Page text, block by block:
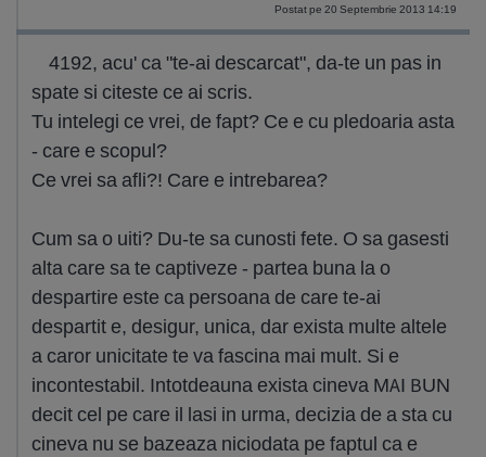
Postat pe 20 Septembrie 2013 14:19
4192, acu' ca "te-ai descarcat", da-te un pas in
spate si citeste ce ai scris.
Tu intelegi ce vrei, de fapt? Ce e cu pledoaria asta
- care e scopul?
Ce vrei sa afli?! Care e intrebarea?
Cum sa o uiti? Du-te sa cunosti fete. O sa gasesti
alta care sa te captiveze - partea buna la o
despartire este ca persoana de care te-ai
despartit e, desigur, unica, dar exista multe altele
a caror unicitate te va fascina mai mult. Si e
incontestabil. Intotdeauna exista cineva MAI BUN
decit cel pe care il lasi in urma, decizia de a sta cu
cineva nu se bazeaza niciodata pe faptul ca e